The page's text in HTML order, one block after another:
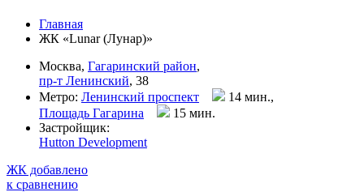
Главная
ЖК «Lunar (Лунар)»
Москва, Гагаринский район,
пр-т Ленинский, 38
Метро: Ленинский проспект
14 мин.,
Площадь Гагарина
15 мин.
Застройщик:
Hutton Development
ЖК добавлено
к сравнению